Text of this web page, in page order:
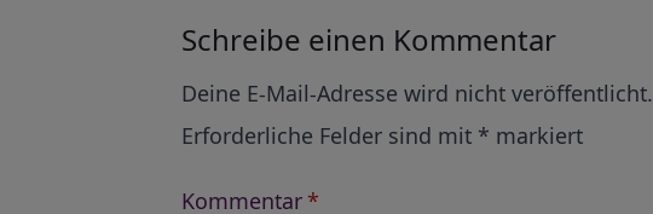
Schreibe einen Kommentar
Deine E-Mail-Adresse wird nicht veröffentlicht.
Erforderliche Felder sind mit * markiert
Kommentar *